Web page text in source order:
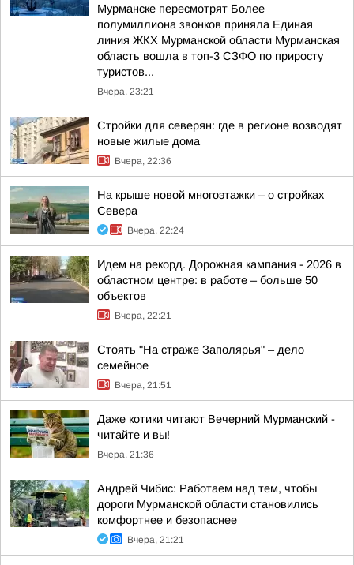
Мурманске пересмотрят Более
полумиллиона звонков приняла Единая
линия ЖКХ Мурманской области Мурманская
область вошла в топ-3 СЗФО по приросту
туристов...
Вчера, 23:21
Стройки для северян: где в регионе возводят
новые жилые дома
Вчера, 22:36
На крыше новой многоэтажки – о стройках
Севера
Вчера, 22:24
Идем на рекорд. Дорожная кампания - 2026 в
областном центре: в работе – больше 50
объектов
Вчера, 22:21
Стоять "На страже Заполярья" – дело
семейное
Вчера, 21:51
Даже котики читают Вечерний Мурманский -
читайте и вы!
Вчера, 21:36
Андрей Чибис: Работаем над тем, чтобы
дороги Мурманской области становились
комфортнее и безопаснее
Вчера, 21:21